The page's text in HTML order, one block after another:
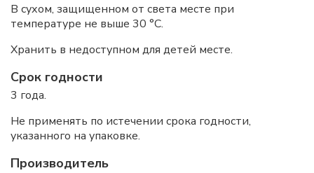
В сухом, защищенном от света месте при
температуре не выше 30 °C.
Хранить в недоступном для детей месте.
Срок годности
3 года.
Не применять по истечении срока годности,
указанного на упаковке.
Производитель